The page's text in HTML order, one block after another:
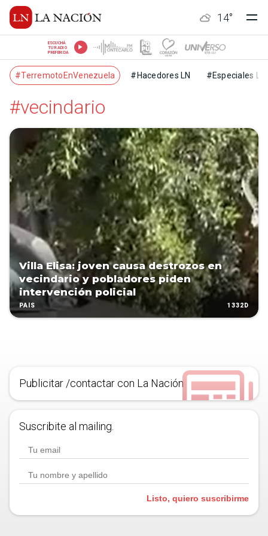
14°
ESCUCHÁ
TU RADIO
PREFERIDA
#TerremotoEnVenezuela #Hacedores LN #Especiales LN
#vecindario
Villa Elisa: joven causa destrozos en
vecindario y pobladores piden
intervención policial
PAÍS 1332D
Publicitar /contactar con La Nación
Suscribite al mailing.
Listo, quiero suscribirme